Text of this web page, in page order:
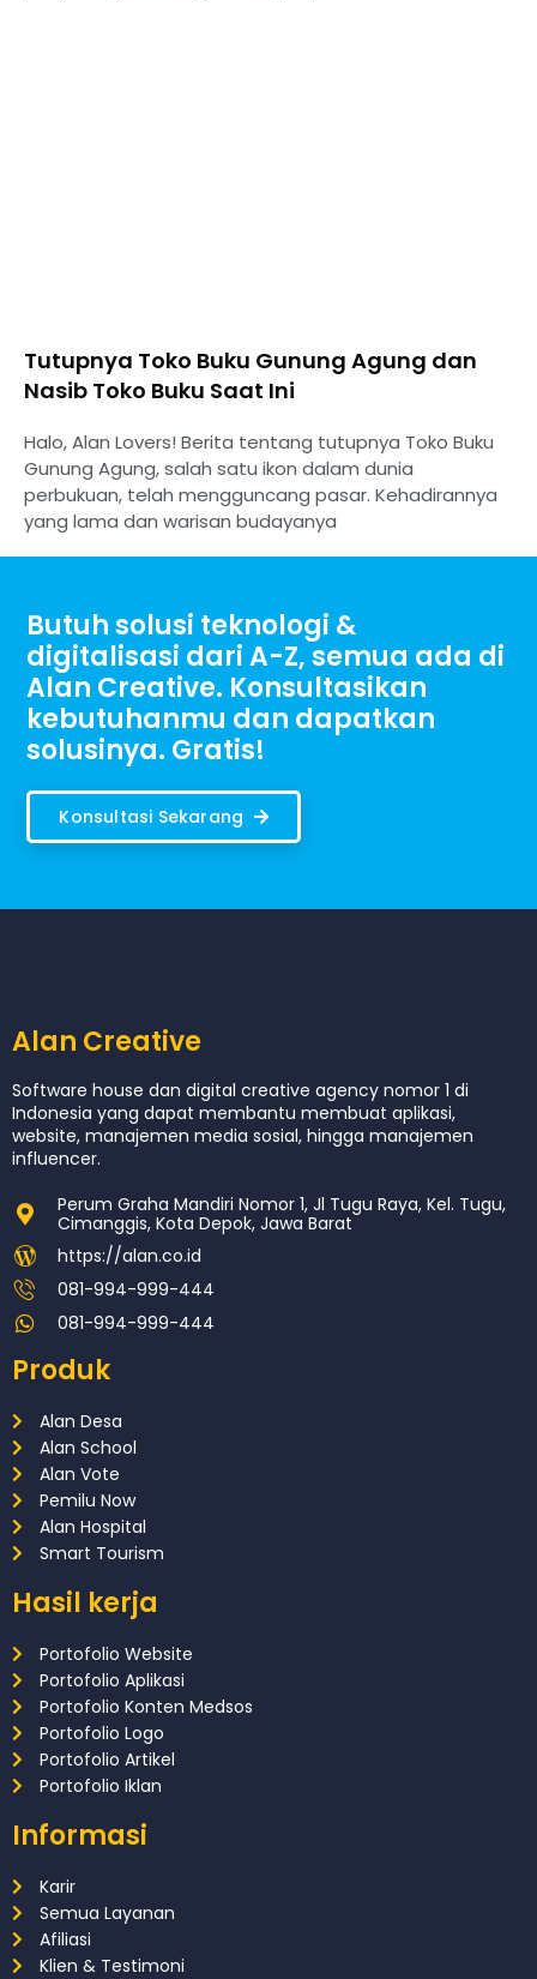
Tutupnya Toko Buku Gunung Agung dan
Nasib Toko Buku Saat Ini
Halo, Alan Lovers! Berita tentang tutupnya Toko Buku
Gunung Agung, salah satu ikon dalam dunia
perbukuan, telah mengguncang pasar. Kehadirannya
yang lama dan warisan budayanya
Butuh solusi teknologi &
digitalisasi dari A-Z, semua ada di
Alan Creative. Konsultasikan
kebutuhanmu dan dapatkan
solusinya. Gratis!
Konsultasi Sekarang
Alan Creative
Software house dan digital creative agency nomor 1 di
Indonesia yang dapat membantu membuat aplikasi,
website, manajemen media sosial, hingga manajemen
influencer.
Perum Graha Mandiri Nomor 1, Jl Tugu Raya, Kel. Tugu,
Cimanggis, Kota Depok, Jawa Barat
https://alan.co.id
081-994-999-444
081-994-999-444
Produk
Alan Desa
Alan School
Alan Vote
Pemilu Now
Alan Hospital
Smart Tourism
Hasil kerja
Portofolio Website
Portofolio Aplikasi
Portofolio Konten Medsos
Portofolio Logo
Portofolio Artikel
Portofolio Iklan
Informasi
Karir
Semua Layanan
Afiliasi
Klien & Testimoni